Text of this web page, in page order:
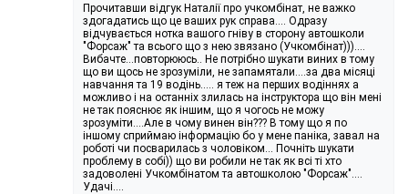
Прочитавши відгук Наталії про учкомбінат, не важко
здогадатись що це ваших рук справа.... Одразу
відчувається нотка вашого гніву в сторону автошколи
"Форсаж" та всього що з нею звязано (Учкомбінат)))....
Вибачте...повторююсь.. Не потрібно шукати виних в тому
що ви щось не зрозуміли, не запамятали....за два місяці
навчання та 19 водінь..... я теж на перших водіннях а
можливо і на останніх злилась на інструктора що він мені
не так пояснює як іншим, що я чогось не можу
зрозуміти....Але в чому винен він??? В тому що я по
іншому сприймаю інформацію бо у мене паніка, завал на
роботі чи посварилась з чоловіком... Почніть шукати
проблему в собі)) що ви робили не так як всі ті хто
задоволені Учкомбінатом та автошколою "Форсаж"....
Удачі....